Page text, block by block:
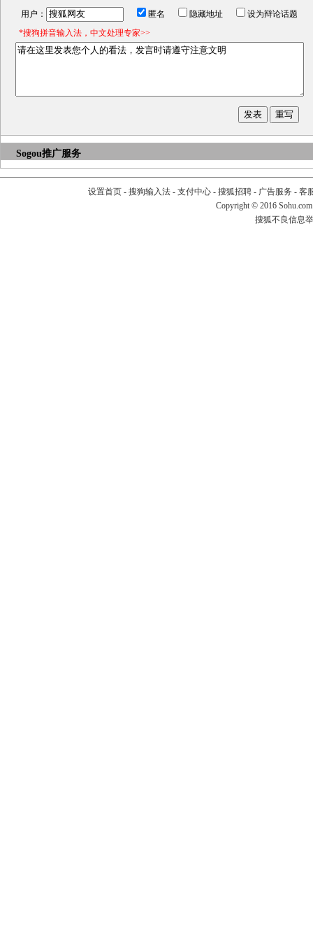
用户： 匿名 隐藏地址
设为辩论话题
*搜狗拼音输入法，中文处理专家>>
Sogou推广服务
设置首页- 搜狗输入法- 支付中心- 搜狐招聘- 广告服务 - 客
Copyright © 2016
搜狐不良信息